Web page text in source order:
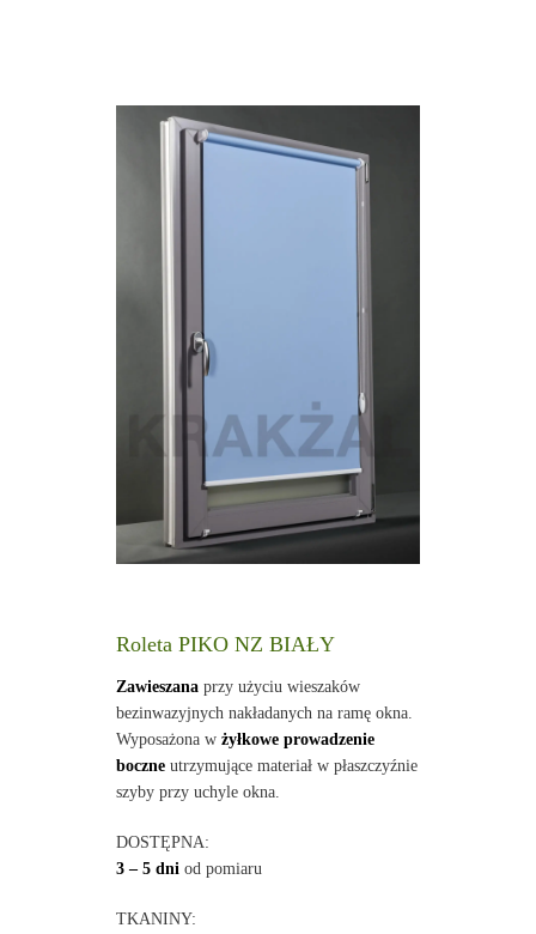
Roleta PIKO NZ BIAŁY
Zawieszanaprzy użyciu wieszaków
bezinwazyjnych nakładanych na ramę okna.
Wyposażona w żyłkowe prowadzenie
boczneutrzymujące materiał w płaszczyźnie
szyby przy uchyle okna.
DOSTĘPNA:
3 – 5 dni od pomiaru
TKANINY: